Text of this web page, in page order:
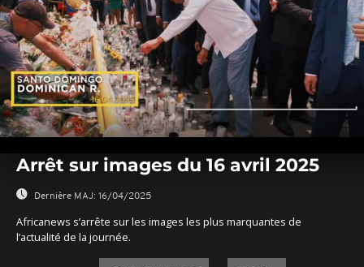
seconds
seconds
Arrêt sur images du 16 avril 2025
Dernière MAJ: 16/04/2025
Africanews s’arrête sur les images les plus marquantes de
l’actualité de la journée.